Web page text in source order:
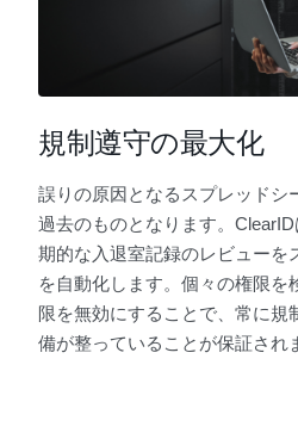
規制遵守の最大化
誤りの原因となるスプレッドシ
過去のものとなります。
期的な入退室記録のレビューを
を自動化します。個々の権限を
限を無効にすることで、常に規
備が整っていることが保証され